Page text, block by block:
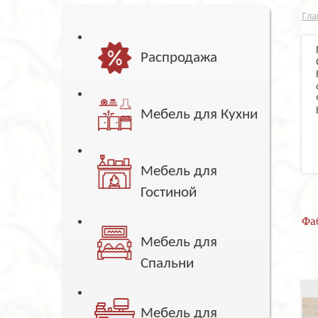
Распродажа
Мебель для Кухни
Мебель для
Гостиной
Мебель для
Спальни
Мебель для